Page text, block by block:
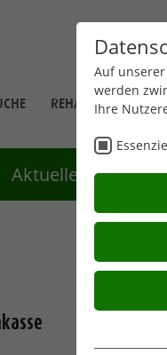
Auf
werden
Ihre
Aktuelles